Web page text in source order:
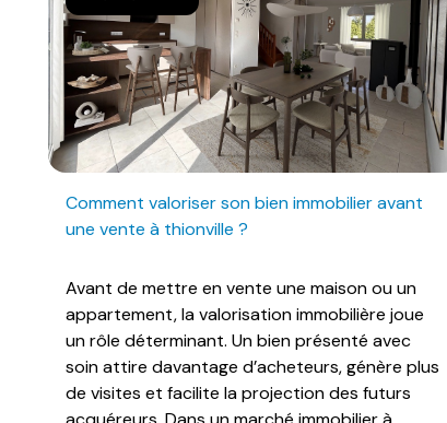
comment valoriser son bien immobilier avant
une vente à thionville ?
Avant de mettre en vente une maison ou un
appartement, la valorisation immobilière joue
un rôle déterminant. Un bien présenté avec
soin attire davantage d’acheteurs, génère plus
de visites et facilite la projection des futurs